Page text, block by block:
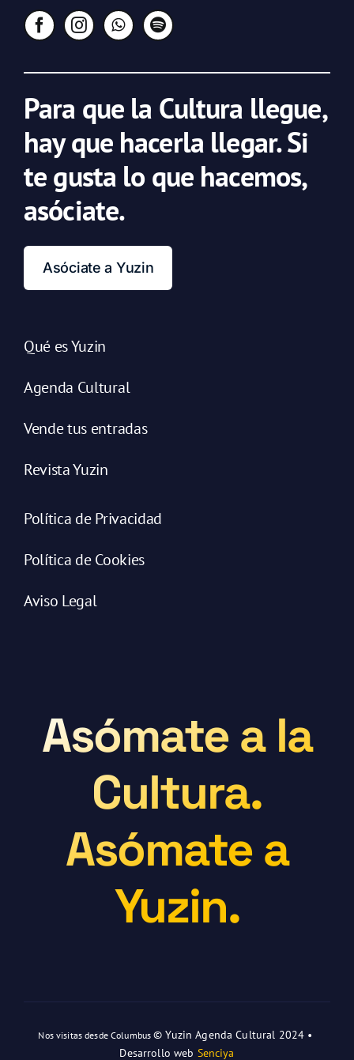
Para que la Cultura llegue,
hay que hacerla llegar. Si
te gusta lo que hacemos,
asóciate.
Asóciate a Yuzin
Qué es Yuzin
Agenda Cultural
Vende tus entradas
Revista Yuzin
Política de Privacidad
Política de Cookies
Aviso Legal
Asómate a la
Cultura.
Asómate a
Yuzin.
Nos visitas desde Columbus© Yuzin Agenda Cultural 2024 •
Desarrollo web Senciya